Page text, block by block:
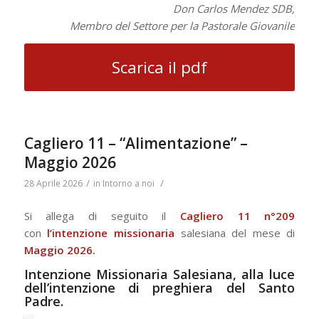
Don Carlos Mendez SDB,
Membro del Settore per la Pastorale Giovanile
Scarica il pdf
Cagliero 11 – “Alimentazione” –
Maggio 2026
28 Aprile 2026 / in Intorno a noi /
Si allega di seguito il Cagliero 11 n°209
con l’intenzione missionaria salesiana del mese di
Maggio 2026.
Intenzione Missionaria Salesiana, alla luce
dell’intenzione di preghiera del Santo
Padre.